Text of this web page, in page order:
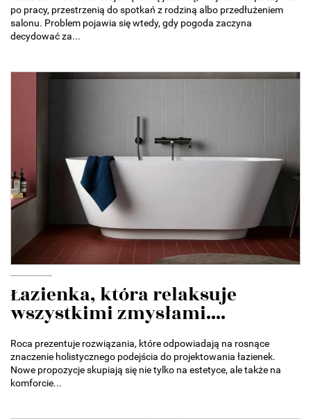
po pracy, przestrzenią do spotkań z rodziną albo przedłużeniem
salonu. Problem pojawia się wtedy, gdy pogoda zaczyna
decydować za...
Łazienka, która relaksuje
wszystkimi zmysłami....
Roca prezentuje rozwiązania, które odpowiadają na rosnące
znaczenie holistycznego podejścia do projektowania łazienek.
Nowe propozycje skupiają się nie tylko na estetyce, ale także na
komforcie...